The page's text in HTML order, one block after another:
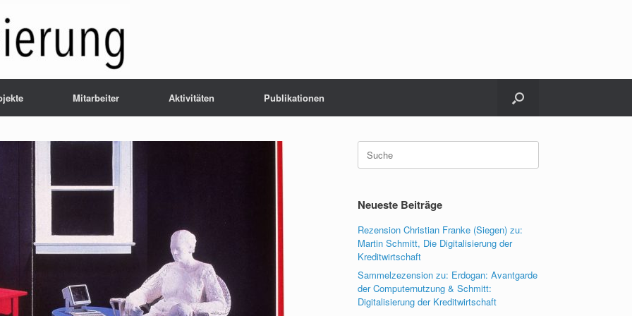
Mitarbeiter Aktivitäten Publikationen
Suche
nach:
Neueste Beiträge
Rezension Christian Franke (Siegen) zu:
Martin Schmitt, Die Digitalisierung der
Kreditwirtschaft
Sammelzezension zu: Erdogan: Avantgarde
der Computernutzung & Schmitt:
Digitalisierung der Kreditwirtschaft